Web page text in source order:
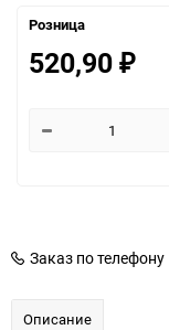
Розница
520,90 ₽
Заказ по телефону
Описание